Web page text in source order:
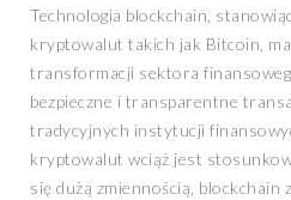
Technologia blockchain,
kryptowalut takich jak Bitcoin,
transformacji sektora
bezpieczne i transparentne
tradycyjnych instytucji
kryptowalut wciąż jest
się dużą zmiennością, blockchain